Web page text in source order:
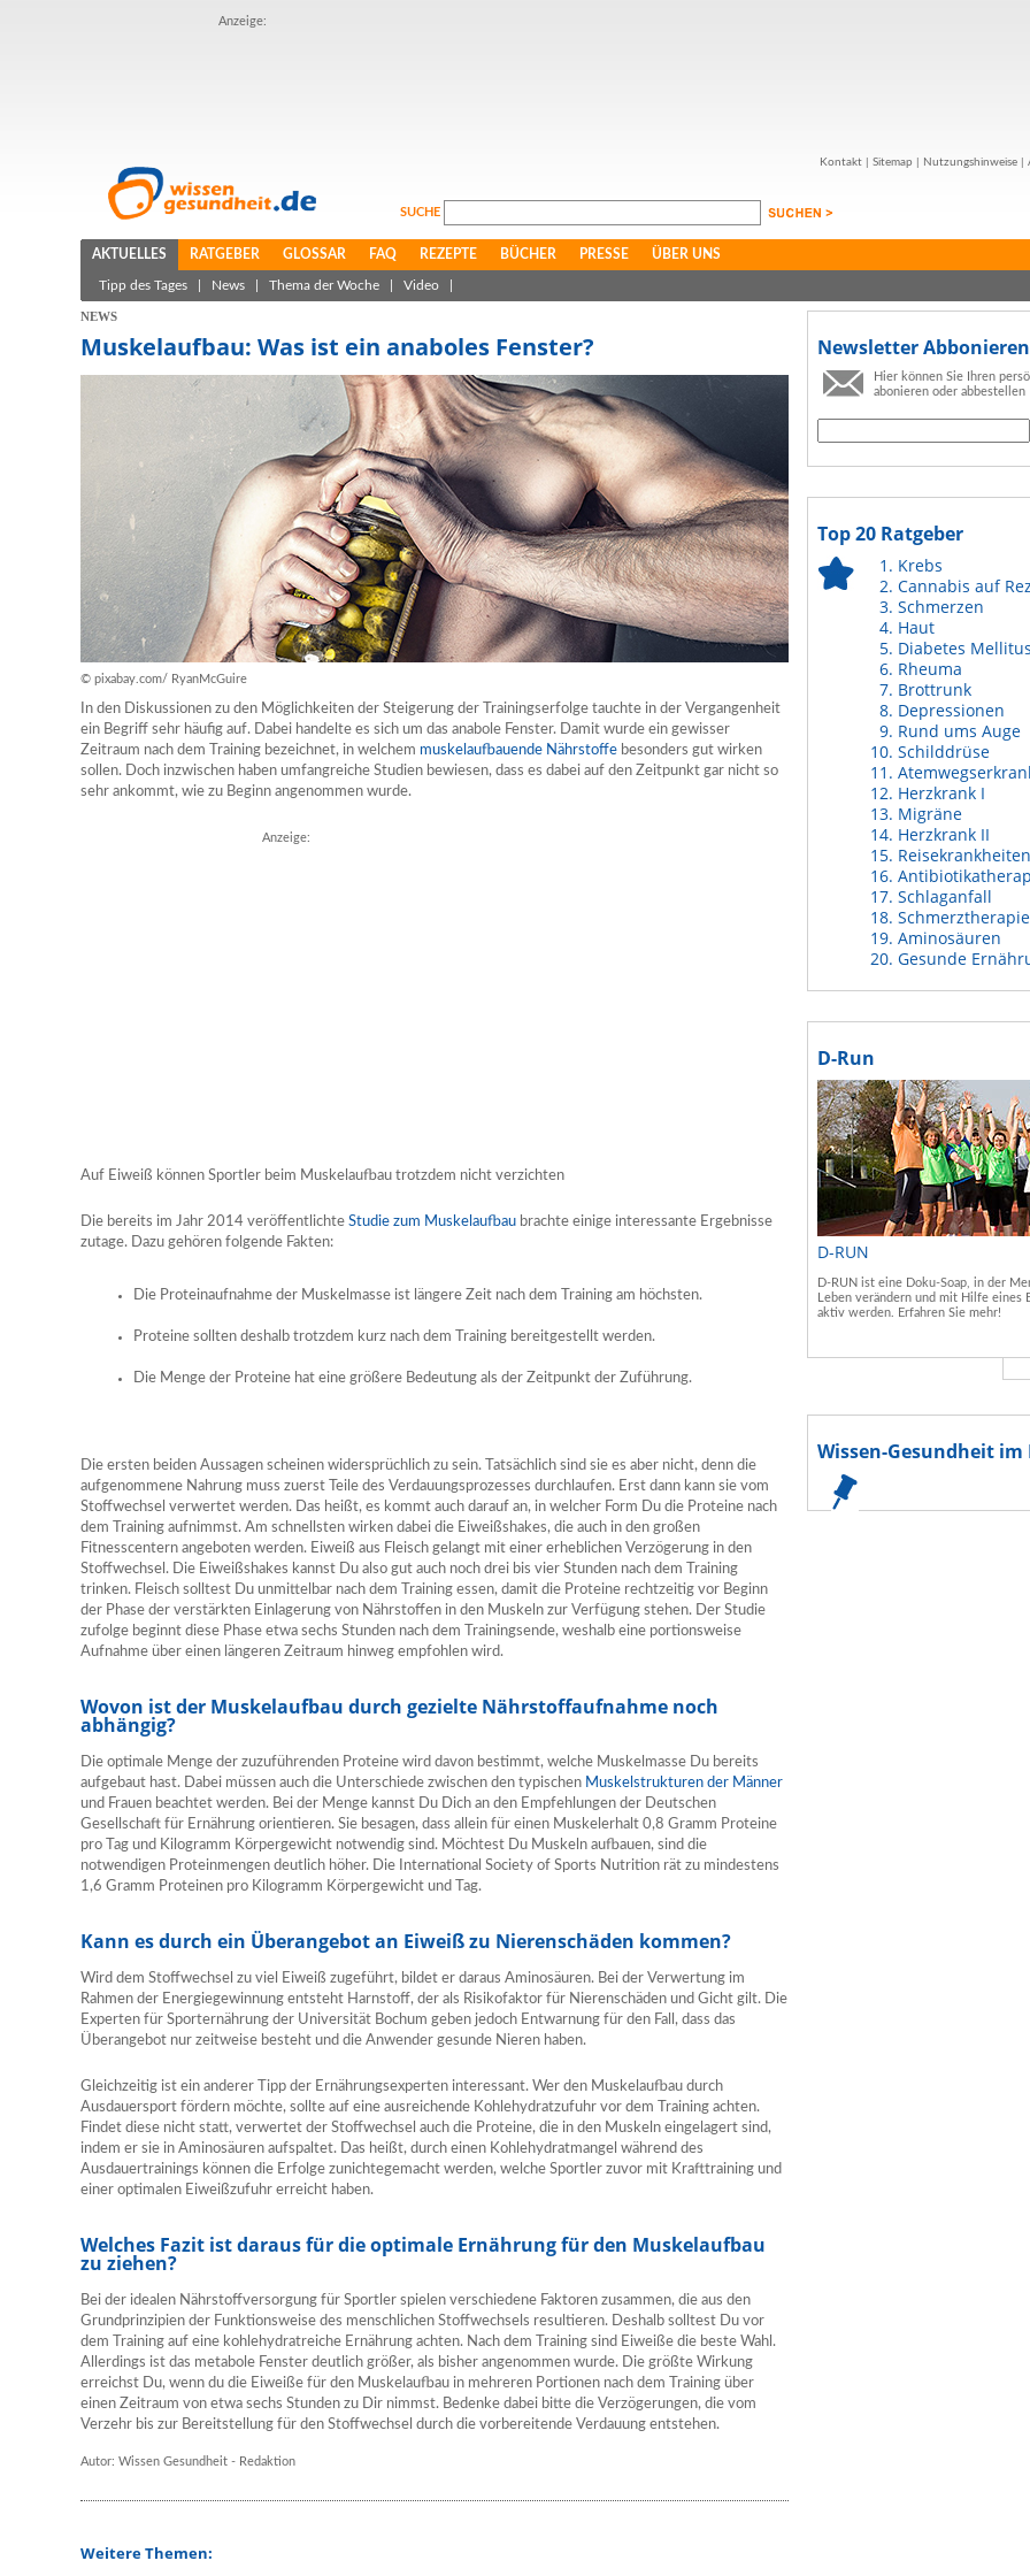
Anzeige:
Kontakt Sitemap Nutzungshinweise
SUCHE
AKTUELLES RATGEBER GLOSSAR FAQ REZEPTE BÜCHER PRESSE ÜBER UNS
Tipp des Tages News Thema der Woche Video
NEWS
Muskelaufbau: Was ist ein anaboles Fenster?
© pixabay.com/ RyanMcGuire
In den Diskussionen zu den Möglichkeiten der Steigerung der Trainingserfolge tauchte in der Vergangenheit
ein Begriff sehr häufig auf. Dabei handelte es sich um das anabole Fenster. Damit wurde ein gewisser
Zeitraum nach dem Training bezeichnet, in welchem muskelaufbauende Nährstoffe besonders gut wirken
sollen. Doch inzwischen haben umfangreiche Studien bewiesen, dass es dabei auf den Zeitpunkt gar nicht so
sehr ankommt, wie zu Beginn angenommen wurde.
Anzeige:
Auf Eiweiß können Sportler beim Muskelaufbau trotzdem nicht verzichten
Die bereits im Jahr 2014 veröffentlichte Studie zum Muskelaufbau brachte einige interessante Ergebnisse
zutage. Dazu gehören folgende Fakten:
Die Proteinaufnahme der Muskelmasse ist längere Zeit nach dem Training am höchsten.
Proteine sollten deshalb trotzdem kurz nach dem Training bereitgestellt werden.
Die Menge der Proteine hat eine größere Bedeutung als der Zeitpunkt der Zuführung.
Die ersten beiden Aussagen scheinen widersprüchlich zu sein. Tatsächlich sind sie es aber nicht, denn die
aufgenommene Nahrung muss zuerst Teile des Verdauungsprozesses durchlaufen. Erst dann kann sie vom
Stoffwechsel verwertet werden. Das heißt, es kommt auch darauf an, in welcher Form Du die Proteine nach
dem Training aufnimmst. Am schnellsten wirken dabei die Eiweißshakes, die auch in den großen
Fitnesscentern angeboten werden. Eiweiß aus Fleisch gelangt mit einer erheblichen Verzögerung in den
Stoffwechsel. Die Eiweißshakes kannst Du also gut auch noch drei bis vier Stunden nach dem Training
trinken. Fleisch solltest Du unmittelbar nach dem Training essen, damit die Proteine rechtzeitig vor Beginn
der Phase der verstärkten Einlagerung von Nährstoffen in den Muskeln zur Verfügung stehen. Der Studie
zufolge beginnt diese Phase etwa sechs Stunden nach dem Trainingsende, weshalb eine portionsweise
Aufnahme über einen längeren Zeitraum hinweg empfohlen wird.
Wovon ist der Muskelaufbau durch gezielte Nährstoffaufnahme noch
abhängig?
Die optimale Menge der zuzuführenden Proteine wird davon bestimmt, welche Muskelmasse Du bereits
aufgebaut hast. Dabei müssen auch die Unterschiede zwischen den typischen Muskelstrukturen der Männer
und Frauen beachtet werden. Bei der Menge kannst Du Dich an den Empfehlungen der Deutschen
Gesellschaft für Ernährung orientieren. Sie besagen, dass allein für einen Muskelerhalt 0,8 Gramm Proteine
pro Tag und Kilogramm Körpergewicht notwendig sind. Möchtest Du Muskeln aufbauen, sind die
notwendigen Proteinmengen deutlich höher. Die International Society of Sports Nutrition rät zu mindestens
1,6 Gramm Proteinen pro Kilogramm Körpergewicht und Tag.
Kann es durch ein Überangebot an Eiweiß zu Nierenschäden kommen?
Wird dem Stoffwechsel zu viel Eiweiß zugeführt, bildet er daraus Aminosäuren. Bei der Verwertung im
Rahmen der Energiegewinnung entsteht Harnstoff, der als Risikofaktor für Nierenschäden und Gicht gilt. Die
Experten für Sporternährung der Universität Bochum geben jedoch Entwarnung für den Fall, dass das
Überangebot nur zeitweise besteht und die Anwender gesunde Nieren haben.
Gleichzeitig ist ein anderer Tipp der Ernährungsexperten interessant. Wer den Muskelaufbau durch
Ausdauersport fördern möchte, sollte auf eine ausreichende Kohlehydratzufuhr vor dem Training achten.
Findet diese nicht statt, verwertet der Stoffwechsel auch die Proteine, die in den Muskeln eingelagert sind,
indem er sie in Aminosäuren aufspaltet. Das heißt, durch einen Kohlehydratmangel während des
Ausdauertrainings können die Erfolge zunichtegemacht werden, welche Sportler zuvor mit Krafttraining und
einer optimalen Eiweißzufuhr erreicht haben.
Welches Fazit ist daraus für die optimale Ernährung für den Muskelaufbau
zu ziehen?
Bei der idealen Nährstoffversorgung für Sportler spielen verschiedene Faktoren zusammen, die aus den
Grundprinzipien der Funktionsweise des menschlichen Stoffwechsels resultieren. Deshalb solltest Du vor
dem Training auf eine kohlehydratreiche Ernährung achten. Nach dem Training sind Eiweiße die beste Wahl.
Allerdings ist das metabole Fenster deutlich größer, als bisher angenommen wurde. Die größte Wirkung
erreichst Du, wenn du die Eiweiße für den Muskelaufbau in mehreren Portionen nach dem Training über
einen Zeitraum von etwa sechs Stunden zu Dir nimmst. Bedenke dabei bitte die Verzögerungen, die vom
Verzehr bis zur Bereitstellung für den Stoffwechsel durch die vorbereitende Verdauung entstehen.
Autor: Wissen Gesundheit - Redaktion
Weitere Themen:
Newsletter Abbonieren
Hier können Sie Ihren
abonieren oder abbestellen
Top 20 Ratgeber
Krebs
Cannabis auf
Schmerzen
Haut
Diabetes Mellitus
Rheuma
Brottrunk
Depressionen
Rund ums Auge
Schilddrüse
Herzkrank I
Migräne
Herzkrank II
Reisekrankheiten
Schlaganfall
Schmerztherapie
Aminosäuren
Gesunde
D-Run
D-RUN
D-RUN ist eine Doku-Soap, in der
Leben verändern und mit Hilfe eines
aktiv werden. Erfahren Sie mehr!
Wissen-Gesundheit im